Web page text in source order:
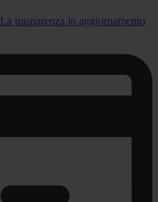
La trasparenza in aggiornamento